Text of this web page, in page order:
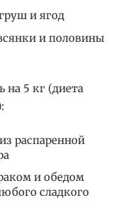
и ягод
и половины
на 5 кг (диета
распаренной
и обедом
сладкого